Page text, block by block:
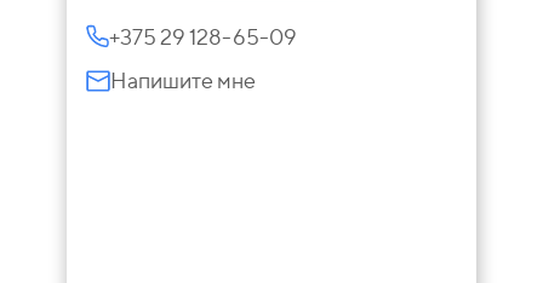
+375 29 128-65-09
Напишите мне